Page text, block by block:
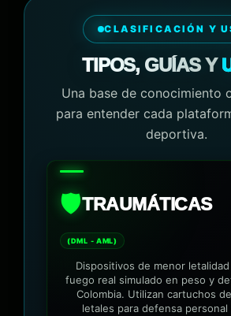
CLASIFICACIÓN Y
TIPOS, GUÍAS Y
Una base de conocimiento
para entender cada
deportiva.
🛡️TRAUMÁTICAS
(DML - AML)
Dispositivos de menor
fuego real simulado en peso y
Colombia. Utilizan cartuchos
letales para defensa personal